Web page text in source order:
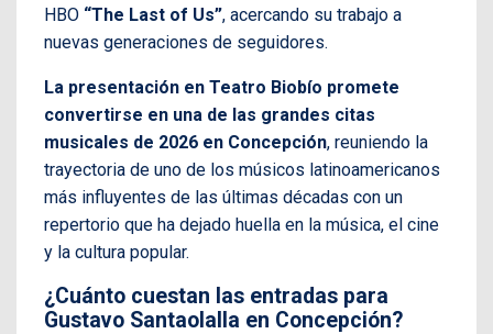
HBO “The Last of Us”, acercando su trabajo a
nuevas generaciones de seguidores.
La presentación en Teatro Biobío promete
convertirse en una de las grandes citas
musicales de 2026 en Concepción, reuniendo la
trayectoria de uno de los músicos latinoamericanos
más influyentes de las últimas décadas con un
repertorio que ha dejado huella en la música, el cine
y la cultura popular.
¿Cuánto cuestan las entradas para
Gustavo Santaolalla en Concepción?